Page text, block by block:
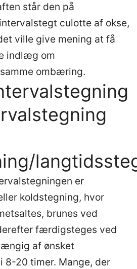
står den på
culotte af okse,
ville give mening at få
indlæg om
ombæring.
er
koldstegning, hvor
brunes ved
færdigsteges ved
af ønsket
8-20 timer. Mange, der